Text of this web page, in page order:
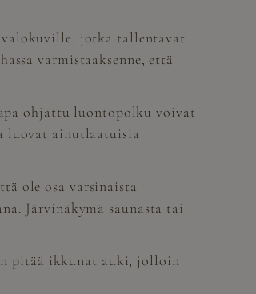
jotka tallentavat
varmistaaksenne, että
ohjattu luontopolku voivat
luovat ainutlaatuisia
ole osa varsinaista
Järvinäkymä saunasta tai
pitää ikkunat auki, jolloin